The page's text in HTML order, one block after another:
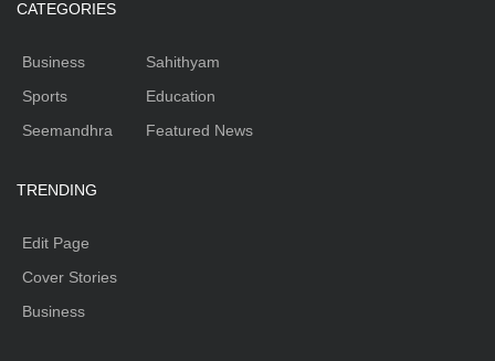
CATEGORIES
Business
Sports
Seemandhra
Sahithyam
Education
Featured News
TRENDING
Edit Page
Cover Stories
Business